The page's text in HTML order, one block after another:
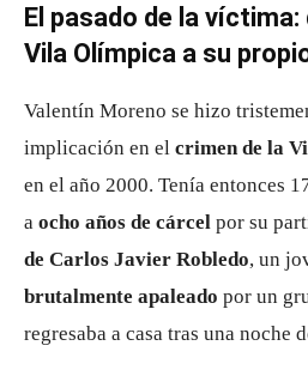
El pasado de la víctima:
Vila Olímpica a su
Valentín Moreno se hizo
implicación en el crimen de la
en el año 2000. Tenía entonces
a ocho años de cárcel por su
de Carlos Javier Robledo, un
brutalmente apaleado por un
regresaba a casa tras una noche